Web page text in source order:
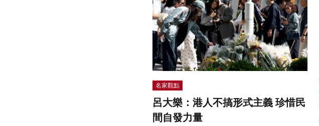
名家觀點
呂大樂：港人不搞形式主義 珍惜民
間自發力量